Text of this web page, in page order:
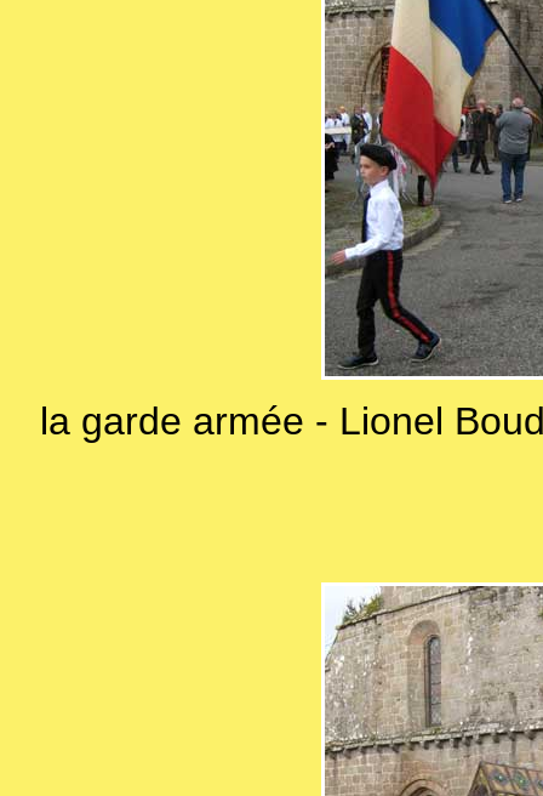
la garde armée - Lionel